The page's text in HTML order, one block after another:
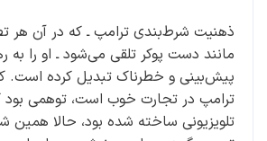
ذهنیت شرط‌بندی ترامپ ـ که در آن هر
مانند دست پوکر تلقی می‌شود ـ او را به
پیش‌بینی و خطرناک تبدیل کرده است.
ترامپ در تجارت خوب است، توهمی بود
تلویزیونی ساخته شده بود، حالا